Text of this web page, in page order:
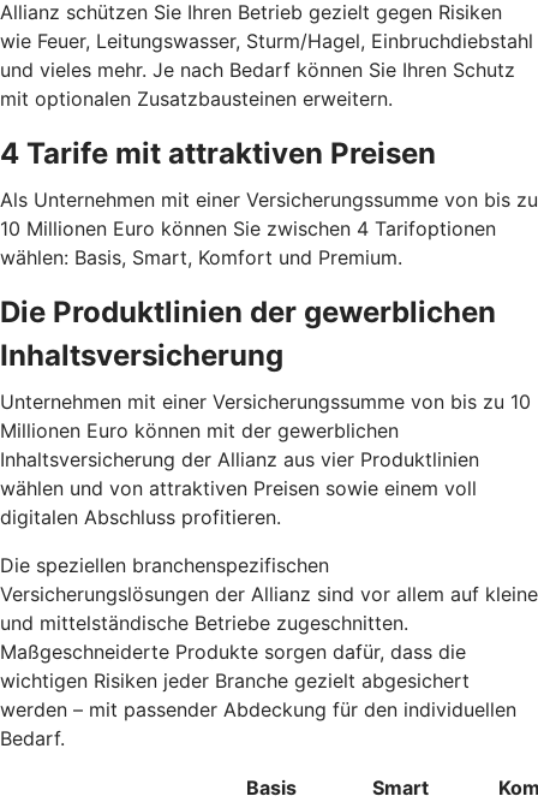
Allianz schützen Sie Ihren Betrieb gezielt gegen Risiken
wie Feuer, Leitungswasser, Sturm/Hagel, Einbruchdiebstahl
und vieles mehr. Je nach Bedarf können Sie Ihren Schutz
mit optionalen Zusatz­bausteinen erweitern.
4 Tarife mit attraktiven Preisen
Als Unternehmen mit einer Versicherungssumme von bis zu
10 Millionen Euro können Sie zwischen 4 Tarif­optionen
wählen: Basis, Smart, Komfort und Premium.
Die Produktlinien der gewerblichen
Inhaltsversicherung
Unternehmen mit einer Versicherungssumme von bis zu 10
Millionen Euro können mit der gewerblichen
Inhaltsversicherung der Allianz aus vier Produktlinien
wählen und von attraktiven Preisen sowie einem voll
digitalen Abschluss profitieren.
Die speziellen branchenspezifischen
Versicherungslösungen der Allianz sind vor allem auf kleine
und mittelständische Betriebe zugeschnitten.
Maßgeschneiderte Produkte sorgen dafür, dass die
wichtigen Risiken jeder Branche gezielt abgesichert
werden – mit passender Abdeckung für den individuellen
Bedarf.
Basis Smart